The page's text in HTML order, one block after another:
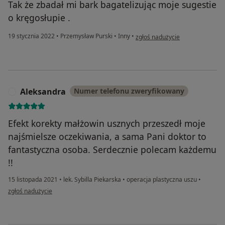
Tak że zbadał mi bark bagatelizując moje sugestie
o kręgosłupie .
19 stycznia 2022 • Przemysław Purski • Inny • w opinii użytkownika Ż
zgłoś nadużycie
Aleksandra Numer telefonu zweryfikowany
Efekt korekty małżowin usznych przeszedł moje
najśmielsze oczekiwania, a sama Pani doktor to
fantastyczna osoba. Serdecznie polecam każdemu
!!
15 listopada 2021 • lek. Sybilla Piekarska • operacja plastyczna uszu •
w opinii użytkownika Aleksandra
zgłoś nadużycie